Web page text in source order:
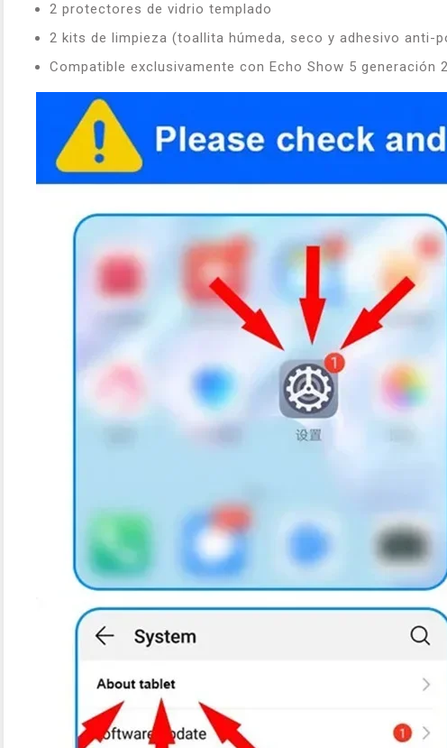
2 protectores de vidrio templado
2 kits de limpieza (toallita húmeda, seco y adhesivo anti-
Compatible exclusivamente con Echo Show 5 generación